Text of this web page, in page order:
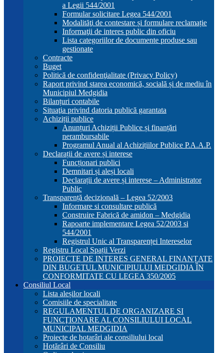
a Legii 544/2001
Formular solicitare Legea 544/2001
Modalităţi de contestare și formulare reclamație
Informaţii de interes public din oficiu
Lista categoriilor de documente produse sau
gestionate
Contracte
Buget
Politică de confidenţialitate (Privacy Policy)
Raport privind starea economică, socială și de mediu în
Municipiul Medgidia
Bilanțuri contabile
Situaţia privind datoria publică garantata
Achiziții publice
Anunțuri Achiziții Publice și finanțări
nerambursabile
Programul Anual al Achizițiilor Publice P.A.A.P.
Declarații de avere și interese
Funcționari publici
Demnitari și aleși locali
Declarații de avere și interese – Administrator
Public
Transparență decizională – Legea 52/2003
Informare si consultare publică
Construire Fabrică de amidon – Medgidia
Rapoarte implementare Legea 52/2003 si
544/2001
Registrul Unic al Transparenței Intereselor
Registru Local Spații Verzi
PROIECTE DE INTERES GENERAL FINANȚATE
DIN BUGETUL MUNICIPIULUI MEDGIDIA ÎN
CONFORMITATE CU LEGEA 350/2005
Consiliul Local
Lista aleșilor locali
Comisiile de specialitate
REGULAMENTUL DE ORGANIZARE SI
FUNCŢIONARE AL CONSILIULUI LOCAL
MUNICIPAL MEDGIDIA
Proiecte de hotarâri ale consiliului local
Hotărâri de Consiliu